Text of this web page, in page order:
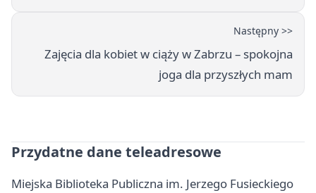
Następny >>
Zajęcia dla kobiet w ciąży w Zabrzu – spokojna
joga dla przyszłych mam
Przydatne dane teleadresowe
Miejska Biblioteka Publiczna im. Jerzego Fusieckiego